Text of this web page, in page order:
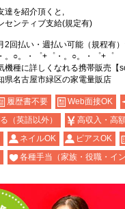
達を紹介頂くと,
センティブ支給(規定有)
2回払い・週払い可能（規程有
。○。・゜+゜・。○。・゜+゜
機種に詳しくなれる携帯販売【
県名古屋市緑区の家電量販店
履歴書不要 Web面接OK
（英語以外）
高収入・高
ネイルOK ピアスOK
各種手当（家族・役職・イ